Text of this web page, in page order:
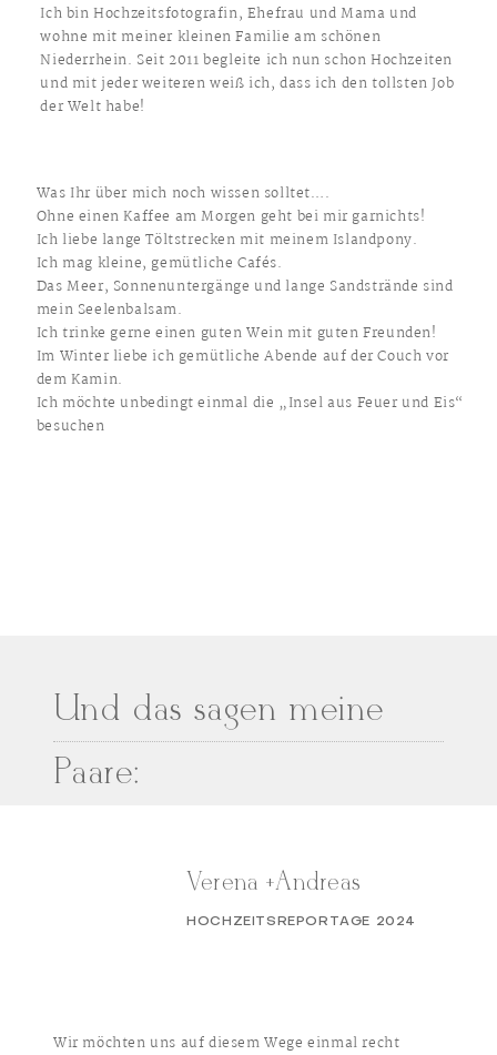
Ich bin Hochzeitsfotografin, Ehefrau und Mama und
wohne mit meiner kleinen Familie am schönen
Niederrhein. Seit 2011 begleite ich nun schon Hochzeiten
und mit jeder weiteren weiß ich, dass ich den tollsten Job
der Welt habe!
Was Ihr über mich noch wissen solltet….
Ohne einen Kaffee am Morgen geht bei mir garnichts!
Ich liebe lange Töltstrecken mit meinem Islandpony.
Ich mag kleine, gemütliche Cafés.
Das Meer, Sonnenuntergänge und lange Sandstrände sind
mein Seelenbalsam.
Ich trinke gerne einen guten Wein mit guten Freunden!
Im Winter liebe ich gemütliche Abende auf der Couch vor
dem Kamin.
Ich möchte unbedingt einmal die „Insel aus Feuer und Eis“
besuchen
Und das sagen meine
Paare:
Verena +Andreas
HOCHZEITSREPORTAGE 2024
Wir möchten uns auf diesem Wege einmal recht